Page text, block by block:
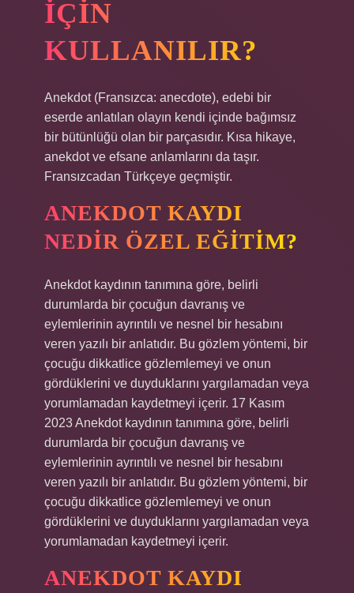
IÇIN
KULLANILIR?
Anekdot (Fransızca: anecdote), edebi bir
eserde anlatılan olayın kendi içinde bağımsız
bir bütünlüğü olan bir parçasıdır. Kısa hikaye,
anekdot ve efsane anlamlarını da taşır.
Fransızcadan Türkçeye geçmiştir.
ANEKDOT KAYDI
NEDIR ÖZEL EĞITIM?
Anekdot kaydının tanımına göre, belirli
durumlarda bir çocuğun davranış ve
eylemlerinin ayrıntılı ve nesnel bir hesabını
veren yazılı bir anlatıdır. Bu gözlem yöntemi, bir
çocuğu dikkatlice gözlemlemeyi ve onun
gördüklerini ve duyduklarını yargılamadan veya
yorumlamadan kaydetmeyi içerir. 17 Kasım
2023 Anekdot kaydının tanımına göre, belirli
durumlarda bir çocuğun davranış ve
eylemlerinin ayrıntılı ve nesnel bir hesabını
veren yazılı bir anlatıdır. Bu gözlem yöntemi, bir
çocuğu dikkatlice gözlemlemeyi ve onun
gördüklerini ve duyduklarını yargılamadan veya
yorumlamadan kaydetmeyi içerir.
ANEKDOT KAYDI